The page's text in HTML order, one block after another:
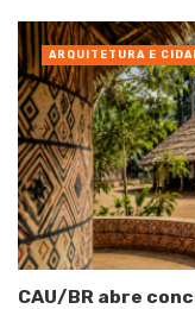
CAU/BR abre
ARQUITETURA E